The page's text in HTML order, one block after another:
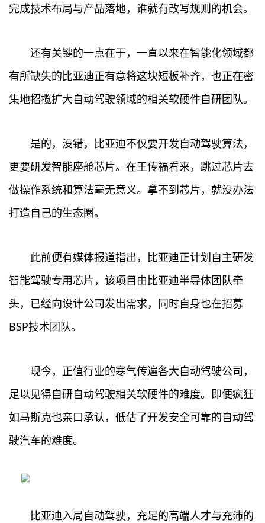
完成技术布局与产品落地，谁就有改写规则的机会。
还有关键的一点在于，一直以来在智能化领域都
有所缺失的比亚迪正有意将这块短板补齐，也正在密
集地招揽扩大自动驾驶领域的相关软硬件自研团队。
是的，没错，比亚迪不仅要开发自动驾驶算法，
更要研发智能座舱芯片。在王传福看来，跳过芯片去
做操作系统和算法毫无意义。拿不到芯片，就没办法
打造自己的生态圈。
此前便有媒体报道指出，比亚迪正计划自主研发
智能驾驶专用芯片，该项目由比亚迪半导体团队牵
头，已经向设计公司发出需求，同时自身也在招募
BSP技术团队。
现今，正值行业的寒气传遍各大自动驾驶公司，
足以见得自研自动驾驶相关软硬件的难度。即便疯狂
如马斯克也亲口承认，低估了开发安全可靠的自动驾
驶汽车的难度。
比亚迪入局自动驾驶，充足的高端人才与充沛的